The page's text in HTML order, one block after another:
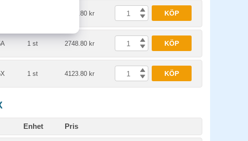
6763.80 kr KÖP
1 st 2748.80 kr KÖP
1 st 4123.80 kr KÖP
Enhet Pris